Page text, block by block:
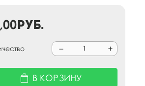
руб.
В КОРЗИНУ